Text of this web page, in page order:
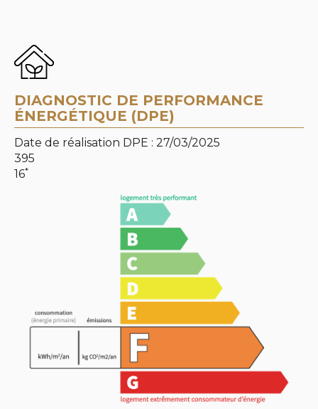
DIAGNOSTIC DE PERFORMANCE
ÉNERGÉTIQUE (DPE)
Date de réalisation DPE : 27/03/2025
395
16*